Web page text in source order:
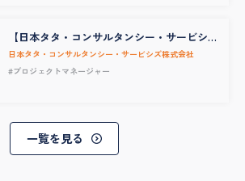
【日本タタ・コンサルタンシー・サービシ
ズ株式会社】エグゼクティブ採用_Senior
Program Manager / Delivery Partner
日本タタ・コンサルタンシー・サービシズ株式会社
#プロジェクトマネージャー
一覧を見る